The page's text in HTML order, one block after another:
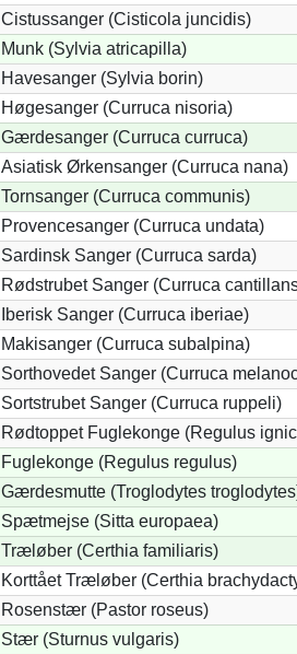
Cistussanger (Cisticola juncidis)
Munk (Sylvia atricapilla)
Havesanger (Sylvia borin)
Høgesanger (Curruca nisoria)
Gærdesanger (Curruca curruca)
Asiatisk Ørkensanger (Curruca nana)
Tornsanger (Curruca communis)
Provencesanger (Curruca undata)
Sardinsk Sanger (Curruca sarda)
Rødstrubet Sanger (Curruca
Iberisk Sanger (Curruca iberiae)
Makisanger (Curruca subalpina)
Sorthovedet Sanger (Curruca
Sortstrubet Sanger (Curruca ruppeli)
Rødtoppet Fuglekonge (Regulus
Fuglekonge (Regulus regulus)
Gærdesmutte (Troglodytes
Spætmejse (Sitta europaea)
Træløber (Certhia familiaris)
Korttået Træløber (Certhia
Rosenstær (Pastor roseus)
Stær (Sturnus vulgaris)